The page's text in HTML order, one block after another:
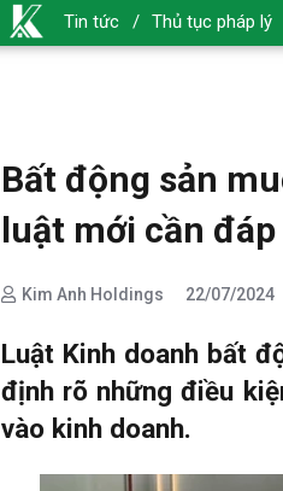
Tin tức / Thủ tục pháp lý
Bất động sản
luật mới cần
Kim Anh Holdings 22/07/2024
Luật Kinh doanh bất
định rõ những điều
vào kinh doanh.